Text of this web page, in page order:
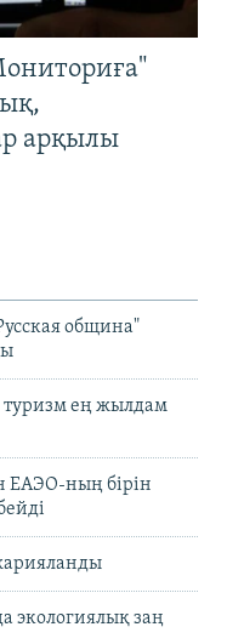
арқылы
община"
туризм ең жылдам
ЕАЭО-ның бірін
экологиялық заң